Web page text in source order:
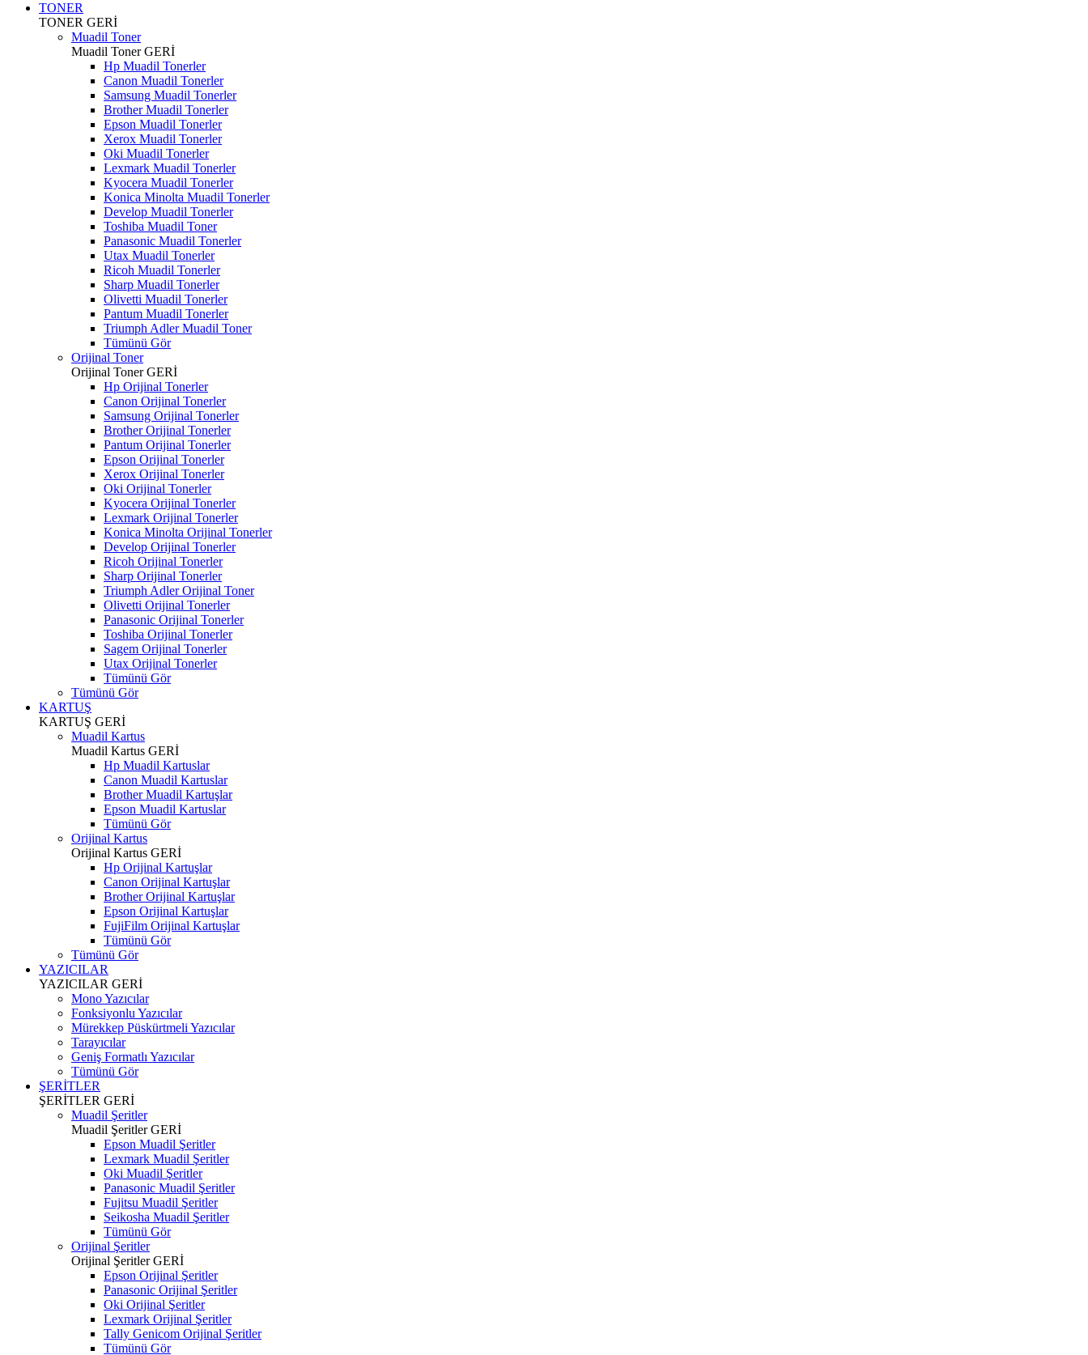
TONER
TONER GERİ
Muadil Toner
Muadil TonerGERİ
Hp Muadil Tonerler
Canon Muadil Tonerler
Samsung Muadil Tonerler
Brother Muadil Tonerler
Epson Muadil Tonerler
Xerox Muadil Tonerler
Oki Muadil Tonerler
Lexmark Muadil Tonerler
Kyocera Muadil Tonerler
Konica Minolta Muadil Tonerler
Develop Muadil Tonerler
Toshiba Muadil Toner
Panasonic Muadil Tonerler
Utax Muadil Tonerler
Ricoh Muadil Tonerler
Sharp Muadil Tonerler
Olivetti Muadil Tonerler
Pantum Muadil Tonerler
Triumph Adler Muadil Toner
Tümünü Gör
Orijinal Toner
Orijinal TonerGERİ
Hp Orijinal Tonerler
Canon Orijinal Tonerler
Samsung Orijinal Tonerler
Brother Orijinal Tonerler
Pantum Orijinal Tonerler
Epson Orijinal Tonerler
Xerox Orijinal Tonerler
Oki Orijinal Tonerler
Kyocera Orijinal Tonerler
Lexmark Orijinal Tonerler
Konica Minolta Orijinal Tonerler
Develop Orijinal Tonerler
Ricoh Orijinal Tonerler
Sharp Orijinal Tonerler
Triumph Adler Orijinal Toner
Olivetti Orijinal Tonerler
Panasonic Orijinal Tonerler
Toshiba Orijinal Tonerler
Sagem Orijinal Tonerler
Utax Orijinal Tonerler
Tümünü Gör
Tümünü Gör
KARTUŞ
KARTUŞ GERİ
Muadil Kartus
Muadil Kartus GERİ
Hp Muadil Kartuslar
Canon Muadil Kartuslar
Brother Muadil Kartuşlar
Epson Muadil Kartuslar
Tümünü Gör
Orijinal Kartus
Orijinal Kartus GERİ
Hp Orijinal Kartuşlar
Canon Orijinal Kartuşlar
Brother Orijinal Kartuşlar
Epson Orijinal Kartuşlar
FujiFilm Orijinal Kartuşlar
Tümünü Gör
Tümünü Gör
YAZICILAR
YAZICILAR GERİ
Mono Yazıcılar
Fonksiyonlu Yazıcılar
Mürekkep Püskürtmeli Yazıcılar
Tarayıcılar
Geniş Formatlı Yazıcılar
Tümünü Gör
ŞERİTLER
ŞERİTLER GERİ
Muadil Şeritler
Muadil ŞeritlerGERİ
Epson Muadil Şeritler
Lexmark Muadil Şeritler
Oki Muadil Şeritler
Panasonic Muadil Şeritler
Fujitsu Muadil Şeritler
Seikosha Muadil Şeritler
Tümünü Gör
Orijinal Şeritler
Orijinal ŞeritlerGERİ
Epson Orijinal Şeritler
Panasonic Orijinal Şeritler
Oki Orijinal Şeritler
Lexmark Orijinal Şeritler
Tally Genicom Orijinal Şeritler
Tümünü Gör